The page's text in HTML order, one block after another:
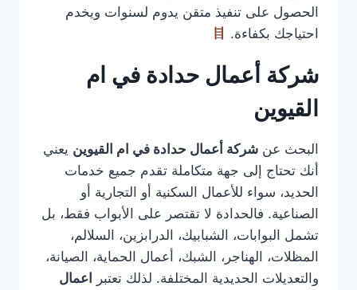
الحصول على تنفيذ متقن يدوم لسنوات ويخدم
احتياجك بكفاءة.
شركة أعمال حدادة في ام
القيوين
البحث عن شركة أعمال حدادة في ام القيوين يعني
أنك تحتاج إلى جهة متكاملة تقدم جميع خدمات
الحديد، سواء للأعمال السكنية أو التجارية أو
الصناعية. فالحدادة لا تقتصر على الأبواب فقط، بل
تشمل البوابات، الشبابيك، الدرابزين، السلالم،
المظلات، الهناجر، الشبك، أعمال الحماية، الصيانة،
والتعديلات الحديدية المختلفة. لذلك تعتبر
اعمال